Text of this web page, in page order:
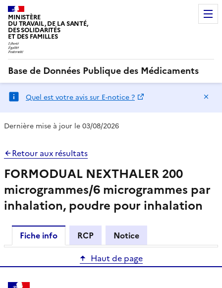
MINISTÈRE
DU TRAVAIL, DE LA SANTÉ,
DES SOLIDARITÉS
ET DES FAMILLES
Base de Données Publique des Médicaments
Quel est votre avis sur E-notice ?
Dernière mise à jour le 03/08/2026
Retour aux résultats
FORMODUAL NEXTHALER 200
microgrammes/6 microgrammes par
inhalation, poudre pour inhalation
Fiche info RCP
Notice
Haut de page